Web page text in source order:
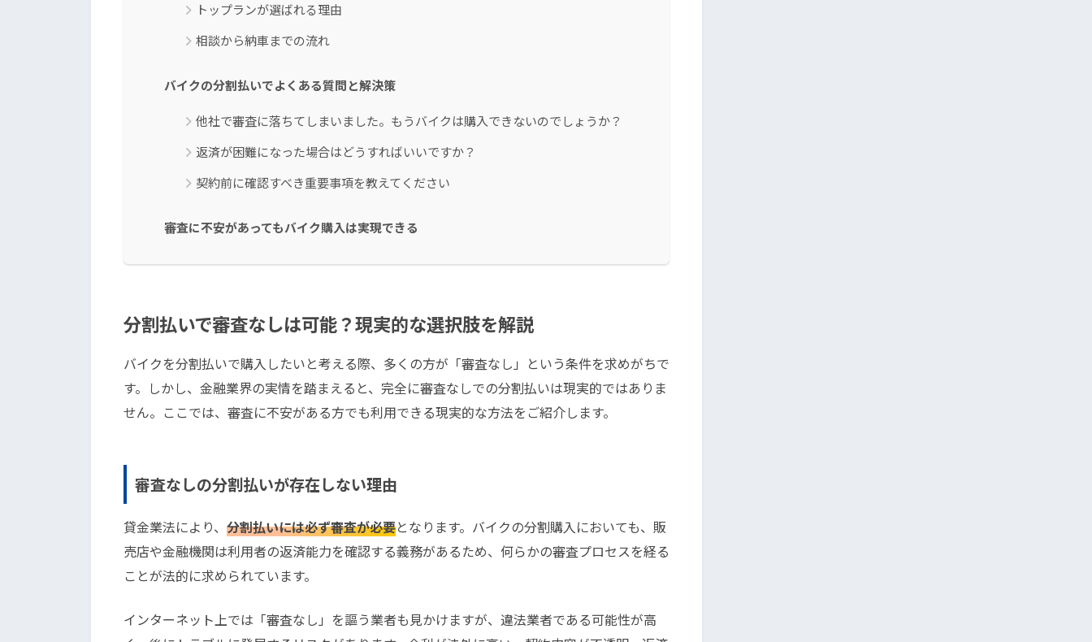
トップランが選ばれる理由
相談から納車までの流れ
バイクの分割払いでよくある質問と解決策
他社で審査に落ちてしまいました。もうバイクは購入できないのでしょうか？
返済が困難になった場合はどうすればいいですか？
契約前に確認すべき重要事項を教えてください
審査に不安があってもバイク購入は実現できる
分割払いで審査なしは可能？現実的な選択肢を解説
バイクを分割払いで購入したいと考える際、多くの方が「審査なし」という条件を求めがちで
す。しかし、金融業界の実情を踏まえると、完全に審査なしでの分割払いは現実的ではありま
せん。ここでは、審査に不安がある方でも利用できる現実的な方法をご紹介します。
審査なしの分割払いが存在しない理由
貸金業法により、 分割払いには必ず審査が必要となります。バイクの分割購入においても、販
売店や金融機関は利用者の返済能力を確認する義務があるため、何らかの審査プロセスを経る
ことが法的に求められています。
インターネット上では「審査なし」を謳う業者も見かけますが、違法業者である可能性が高